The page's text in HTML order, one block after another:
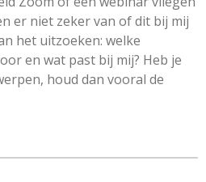
er niet zeker van of dit bij mij
het uitzoeken: welke
en wat past bij mij? Heb je
houd dan vooral de